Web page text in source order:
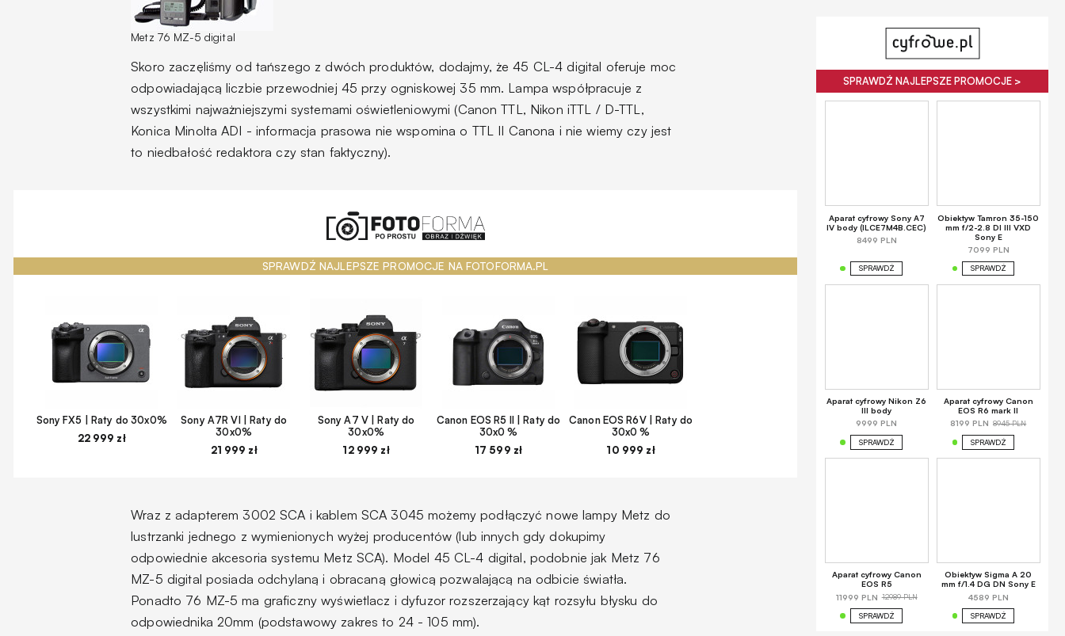
Metz 76 MZ-5 digital
Skoro zaczęliśmy od tańszego z dwóch produktów, dodajmy, że 45 CL-4 digital oferuje moc
odpowiadającą liczbie przewodniej 45 przy ogniskowej 35 mm. Lampa współpracuje z
wszystkimi najważniejszymi systemami oświetleniowymi (Canon TTL, Nikon iTTL / D-TTL,
Konica Minolta ADI - informacja prasowa nie wspomina o TTL II Canona i nie wiemy czy jest
to niedbałość redaktora czy stan faktyczny).
SPRAWDŹ NAJLEPSZE PROMOCJE NA FOTOFORMA.PL
Sony FX5 | Raty do 30x0%
22 999 zł
Sony A7R VI | Raty do
30x0%
21 999 zł
Sony A7 V | Raty do
30x0%
12 999 zł
Canon EOS R5 II | Raty do
30x0 %
17 599 zł
Canon EOS R6V | Raty do
30x0 %
10 999 zł
Wraz z adapterem 3002 SCA i kablem SCA 3045 możemy podłączyć nowe lampy Metz do
lustrzanki jednego z wymienionych wyżej producentów (lub innych gdy dokupimy
odpowiednie akcesoria systemu Metz SCA). Model 45 CL-4 digital, podobnie jak Metz 76
MZ-5 digital posiada odchylaną i obracaną głowicą pozwalającą na odbicie światła.
Ponadto 76 MZ-5 ma graficzny wyświetlacz i dyfuzor rozszerzający kąt rozsyłu błysku do
odpowiednika 20mm (podstawowy zakres to 24 - 105 mm).
SPRAWDŹ NAJLEPSZE PROMOCJE >
Aparat cyfrowy Sony A7
IV body (ILCE7M4B.CEC)
8499 PLN
SPRAWDŹ
Obiektyw Tamron 35-150
mm f/2-2.8 DI III VXD
Sony E
7099 PLN
SPRAWDŹ
Aparat cyfrowy Nikon Z6
III body
9999 PLN
SPRAWDŹ
Aparat cyfrowy Canon
EOS R6 mark II
8199 PLN 8945 PLN
SPRAWDŹ
Aparat cyfrowy Canon
EOS R5
11999 PLN 12989 PLN
SPRAWDŹ
Obiektyw Sigma A 20
mm f/1.4 DG DN Sony E
4589 PLN
SPRAWDŹ